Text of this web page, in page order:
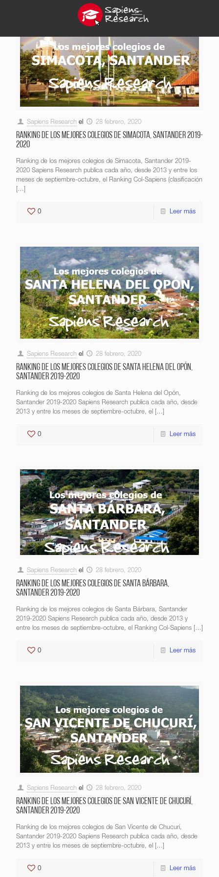
Sapiens Research el 28 febrero, 2020
Ranking de los mejores colegios de Simacota, Santander 2019-
2020
Ranking de los mejores colegios de Simacota, Santander 2019-
2020 Sapiens Research publica cada año, desde 2013 y entre los
meses de septiembre-octubre, el Ranking Col-Sapiens (clasificación
[…]
0 Leer más
Sapiens Research el 28 febrero, 2020
Ranking de los mejores colegios de Santa Helena del Opón,
Santander 2019-2020
Ranking de los mejores colegios de Santa Helena del Opón,
Santander 2019-2020 Sapiens Research publica cada año, desde
2013 y entre los meses de septiembre-octubre, el […]
0 Leer más
Sapiens Research el 28 febrero, 2020
Ranking de los mejores colegios de Santa Bárbara,
Santander 2019-2020
Ranking de los mejores colegios de Santa Bárbara, Santander
2019-2020 Sapiens Research publica cada año, desde 2013 y
entre los meses de septiembre-octubre, el Ranking Col-Sapiens […]
0 Leer más
Sapiens Research el 28 febrero, 2020
Ranking de los mejores colegios de San Vicente de Chucurí,
Santander 2019-2020
Ranking de los mejores colegios de San Vicente de Chucurí,
Santander 2019-2020 Sapiens Research publica cada año, desde
2013 y entre los meses de septiembre-octubre, el […]
0 Leer más